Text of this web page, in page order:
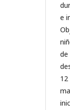
e
de